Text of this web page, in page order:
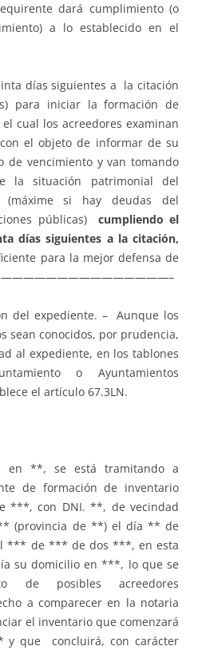
dará cumplimiento (o
a lo establecido en el
días siguientes a la citación
para iniciar la formación de
cual los acreedores examinan
el objeto de informar de su
de vencimiento y van tomando
la situación patrimonial del
(máxime si hay deudas del
públicas)
cumpliendo el
días siguientes a la citación,
para la mejor defensa de
del expediente. – Aunque los
sean conocidos, por prudencia,
al expediente, en los tablones
o Ayuntamientos
el artículo 67.3LN.
en **, se está tramitando a
de formación de inventario
***, con DNI. **, de vecindad
(provincia de **) el día ** de
*** de *** de dos ***, en esta
su domicilio en ***, lo que se
de posibles acreedores
a comparecer en la notaria
el inventario que comenzará
que concluirá, con carácter